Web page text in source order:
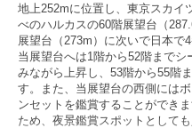
地上252mに位置し、東京スカイ
べのハルカスの60階展望台（
展望台（273m）に次いで日本で
当展望台へは1階から52階まで
みながら上昇し、53階から55階
す。また、当展望台の西側には
ンセットを鑑賞することができ
ため、夜景鑑賞スポットとしても